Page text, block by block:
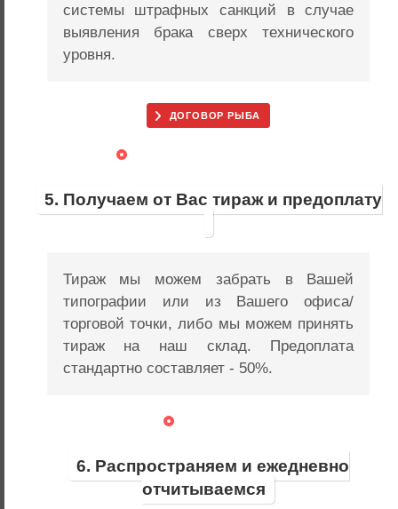
системы штрафных санкций в случае
выявления брака сверх технического
уровня.
ДОГОВОР РЫБА
5. Получаем от Вас тираж и предоплату
Тираж мы можем забрать в Вашей
типографии или из Вашего офиса/
торговой точки, либо мы можем принять
тираж на наш склад. Предоплата
стандартно составляет - 50%.
6. Распространяем и ежедневно
отчитываемся